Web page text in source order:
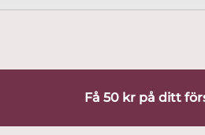
Få 50 kr på ditt